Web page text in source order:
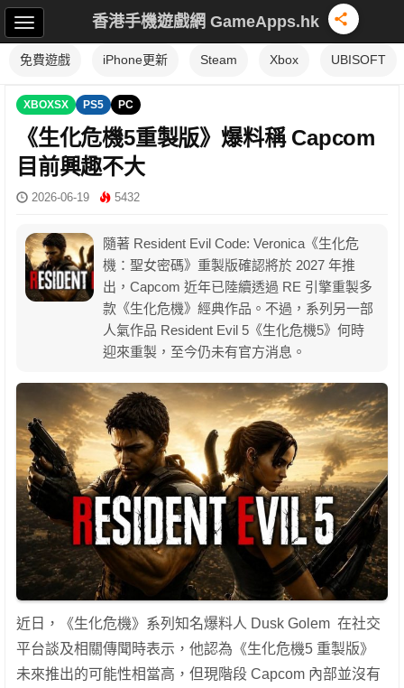
香港手機遊戲網 GameApps.hk
免費遊戲 iPhone更新 Steam Xbox UBISOFT
XBOXSX PS5 PC
《生化危機5重製版》爆料稱 Capcom
目前興趣不大
2026-06-19 5432
隨著 Resident Evil Code: Veronica《生化危
機：聖女密碼》重製版確認將於 2027 年推
出，Capcom 近年已陸續透過 RE 引擎重製多
款《生化危機》經典作品。不過，系列另一部
人氣作品 Resident Evil 5《生化危機5》何時
迎來重製，至今仍未有官方消息。
近日，《生化危機》系列知名爆料人 Dusk Golem 在社交
平台談及相關傳聞時表示，他認為《生化危機5 重製版》
未來推出的可能性相當高，但現階段 Capcom 內部並沒有